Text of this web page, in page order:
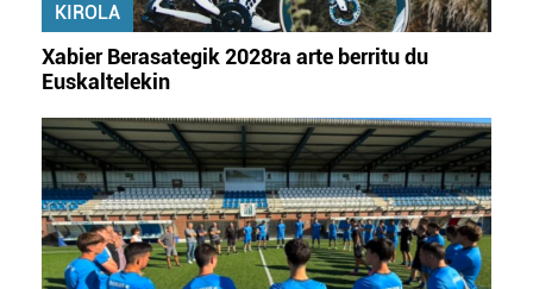
KIROLA
Xabier Berasategik 2028ra arte berritu du
Euskaltelekin